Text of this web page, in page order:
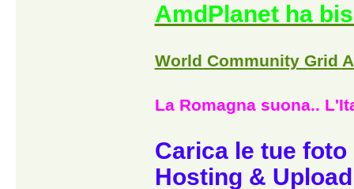
AmdPlanet ha
World Community Grid
La Romagna suona..
Carica le tue
Hosting &